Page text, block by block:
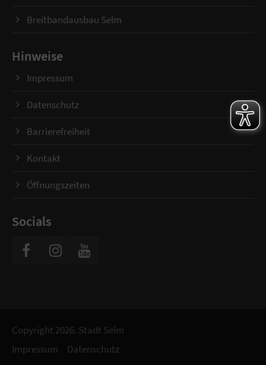
Breitbandausbau Selm
Hinweise
Impressum
Datenschutz
Barrierefreiheit
Kontakt
Öffnungszeiten
Socials
Copyright 2026. Stadt Selm
Impressum
Datenschutz